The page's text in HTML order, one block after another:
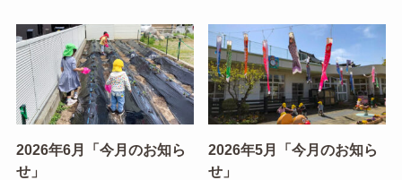
2026年6月「今月のお知ら
せ」
2026年5月「今月のお知ら
せ」